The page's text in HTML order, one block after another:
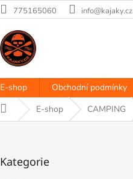
775165060 info@kajaky.cz
E-shop Obchodní podmínky
Domů E-shop CAMPING
kategorie
Kategorie